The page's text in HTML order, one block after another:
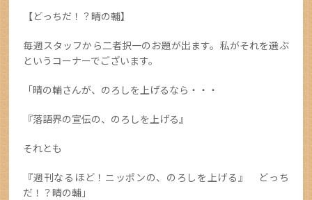
【どっちだ！？晴の輔】
毎週スタッフから二者択一のお題が出ます。私がそれを選ぶ
というコーナーでございます。
「晴の輔さんが、のろしを上げるなら・・・
『落語界の宣伝の、のろしを上げる』
それとも
『週刊なるほど！ニッポンの、のろしを上げる』 どっち
だ！？晴の輔」